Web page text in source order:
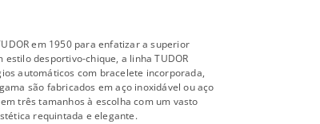
em 1950 para enfatizar a superior
desportivo-chique, a linha TUDOR
automáticos com bracelete incorporada,
são fabricados em aço inoxidável ou aço
três tamanhos à escolha com um vasto
requintada e elegante.